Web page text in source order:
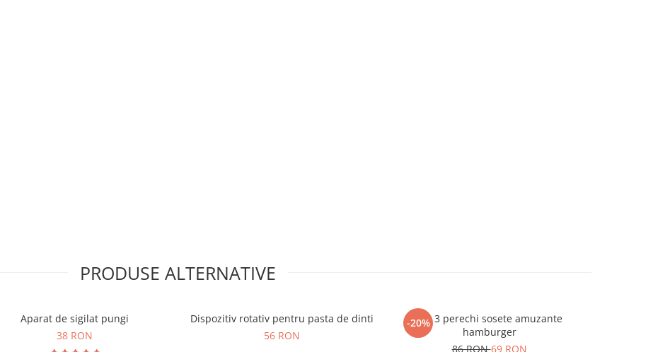
PRODUSE ALTERNATIVE
Aparat de sigilat pungi
38 RON
Dispozitiv rotativ pentru pasta de dinti
56 RON
-20%
Set 3 perechi sosete amuzante
hamburger
86 RON69 RON